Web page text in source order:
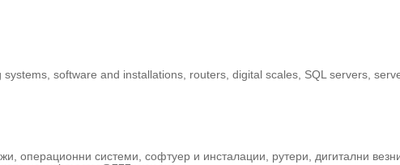
software and installations, routers, digital scales, SQL servers,
операционни системи, софтуер и инсталации, рутери, дигитални